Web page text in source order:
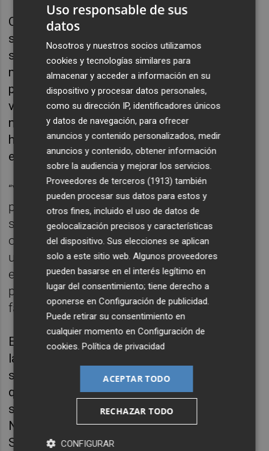
Otra de las grandes diferencias respecto a
sus rivales fue el perfecto funcionamiento de
su Audi, un vehículo que desde la propia
marca comentaban que tenía el doble de
posibilidades de pararse que los demás
vehículos, pero que sin embargo no dio
ningún problema durante el rally Dakar. De
hecho, el mayor inconveniente para Sainz fue
el de no entender los pinchazos.
“Yendo rápido, pincho; yendo despacio,
pincho igual… al final no sabes qué hacer”,
subrayaba Sainz el pasado miércoles. No
obstante, es un mal totalmente menor para
un Dakar marcado, más allá de la
exuberancia del madrileño, por los
problemas que dejaron a Sainz sin grandes
favoritos a los que enfrentarse.
El saudí Jazeed Al Rajhi (Toyota), líder desde
la tercera etapa hasta la sexta jornada, volcó
sobre las dunas en la primera de los dos días
que duró la etapa reina del Dakar. En la
segunda jornada de esa etapa, el catarí
Nasser Al-Attiyah (Prodrive), sabedor de que
Sainz le había ido abriendo hasta 25 minutos
Uso responsable de sus
datos
Nosotros y nuestros socios utilizamos
cookies y tecnologías similares para
almacenar y acceder a información en su
dispositivo y procesar datos personales,
como su dirección IP, identificadores únicos
y datos de navegación, para ofrecer
anuncios y contenido personalizados, medir
anuncios y contenido, obtener información
sobre la audiencia y mejorar los servicios.
Proveedores de terceros (1913) también
pueden procesar sus datos para estos y
otros fines, incluido el uso de datos de
geolocalización precisos y características
del dispositivo. Sus elecciones se aplican
solo a este sitio web. Algunos proveedores
pueden basarse en el interés legítimo en
lugar del consentimiento; tiene derecho a
oponerse enConfiguración de publicidad
Puede retirar su consentimiento en
cualquier momento enConfiguración de
cookies .Política de privacidad
ACEPTAR TODO
RECHAZAR TODO
CONFIGURAR